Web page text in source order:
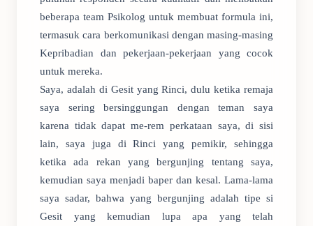
beberapa team Psikolog untuk membuat formula ini,
termasuk cara berkomunikasi dengan masing-masing
Kepribadian dan pekerjaan-pekerjaan yang cocok
untuk mereka.
Saya, adalah di Gesit yang Rinci, dulu ketika remaja
saya sering bersinggungan dengan teman saya
karena tidak dapat me-rem perkataan saya, di sisi
lain, saya juga di Rinci yang pemikir, sehingga
ketika ada rekan yang bergunjing tentang saya,
kemudian saya menjadi baper dan kesal. Lama-lama
saya sadar, bahwa yang bergunjing adalah tipe si
Gesit yang kemudian lupa apa yang telah